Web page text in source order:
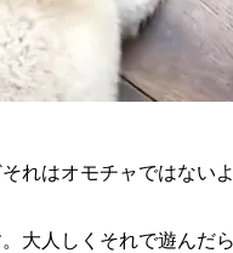
れはオモチャではないよ
大人しくそれで遊んだ